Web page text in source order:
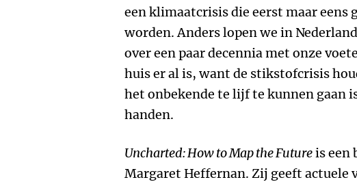
een klimaatcrisis die eerst maar eens
worden. Anders lopen we in
over een paar decennia met onze
huis er al is, want de stikstofcrisis
het onbekende te lijf te kunnen gaan
handen.
Uncharted:How to Map the Futureis een
Margaret Heffernan. Zij geeft actuele